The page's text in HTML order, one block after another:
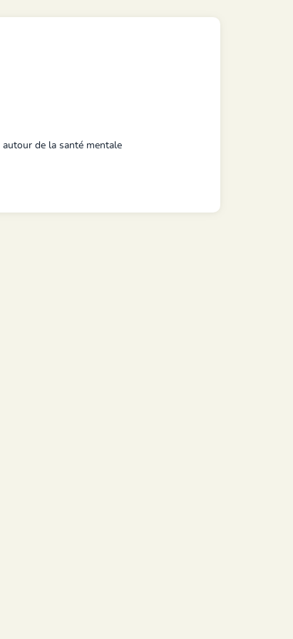
autour de la santé mentale